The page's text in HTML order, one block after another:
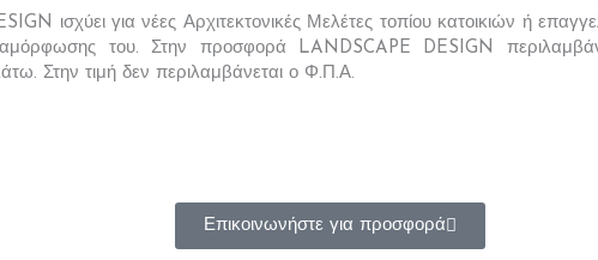
ισχύει για νέες Αρχιτεκτονικές Μελέτες τοπίου κατοικιών ή
του. Στην προσφορά
LANDSCAPE DESIGN
Στην τιμή δεν περιλαμβάνεται ο Φ.Π.Α.
Επικοινωνήστε για προσφορά